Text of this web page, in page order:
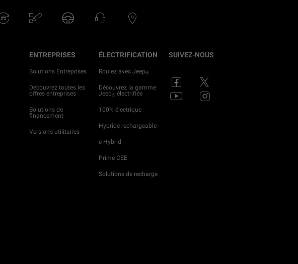
ENTREPRISES
Solutions Entreprises
Découvrez toutes les
offres entreprises
Solutions de
financement
Versions utilitaires
ÉLECTRIFICATION
Roulez avec Jeep®
Découvrez la gamme
Jeep® électrifiée
100% électrique
Hybride rechargeable
e-Hybrid
Prime CEE
Solutions de recharge
SUIVEZ-NOUS